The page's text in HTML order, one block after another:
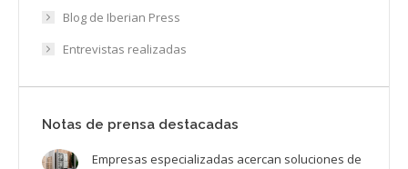
Blog de Iberian Press
Entrevistas realizadas
Notas de prensa destacadas
Empresas especializadas acercan soluciones de